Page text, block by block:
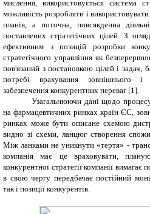
мислення, використовується система
можливість розробляти і
планів, а поточна, повсякденна
поставлених стратегічних цілей. З
ефективним зпозицій розробки
стратегічного управління як
пов'язаний з постановкою цілей і задач,
потребі врахування зовнішнього
забезпечення конкурентних переваг [1].
Узагальнюючи дані щодо
на фармацевтичних ринках країн ЄС,
ринках може бути описане схемою
видно зі схеми, ланцюг створення
Між ланками не уникнути «тертя» -
компанія має це враховувати,
конкурентної стратегії компанії вимагає
в свою чергу передбачає постійний
так і позиції конкурентів.